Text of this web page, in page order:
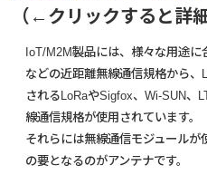
（←クリックすると詳
IoT/M2M製品には、様々な用途
などの近距離無線通信規格から、
されるLoRaやSigfox、Wi-SUN、
線通信規格が使用されています。
それらには無線通信モジュールが
の要となるのがアンテナです。